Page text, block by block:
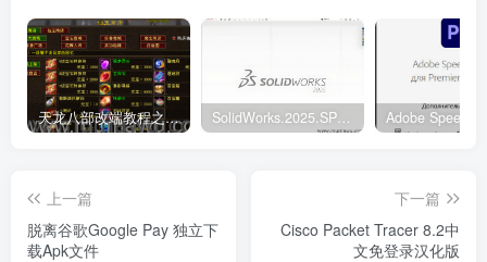
天龙八部改端教程之元宝商店修改 SolidWorks.2025.SP5.0中文破解版
上一篇
脱离谷歌Google Pay 独立下
载Apk文件
下一篇
Cisco Packet Tracer 8.2中
文免登录汉化版